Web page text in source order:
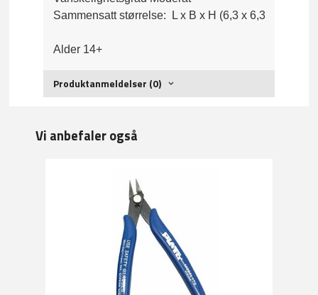
Sammensatt størrelse:  L x B x H (6,3 x 6,3 x 4,9 cm)
Alder 14+
Produktanmeldelser (0)
Vi anbefaler også